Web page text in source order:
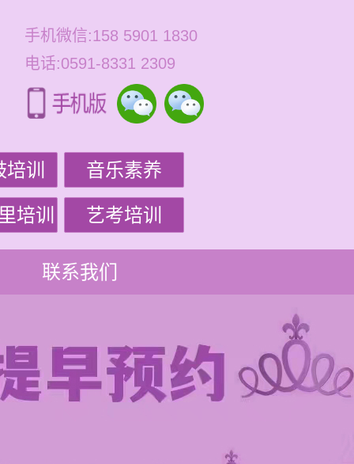
手机微信:158 5901 1830
电话:0591-8331 2309
训 音乐素养
培训 艺考培训
联系我们